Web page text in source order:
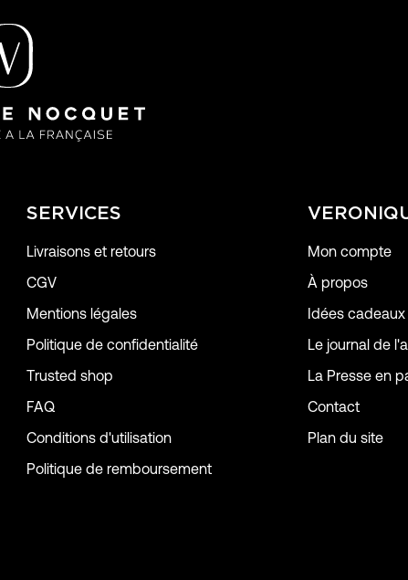
SERVICES
Livraisons et retours
CGV
Mentions légales
Politique de confidentialité
Trusted shop
FAQ
Conditions d'utilisation
Politique de remboursement
Mon compte
À propos
Idées cadeaux
Le journal de
La Presse en
Contact
Plan du site